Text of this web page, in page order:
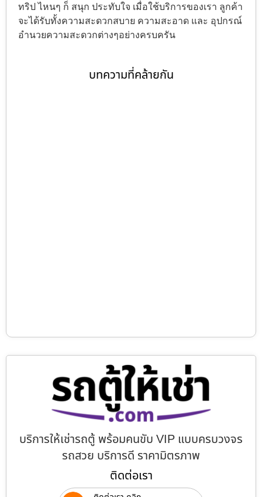
ทริป ไหนๆ ก็ สนุก ประทับใจ เมื่อใช้บริการของเรา ลูกค้า
จะได้รับทั้งความสะดวกสบาย ความสะอาด และ อุปกรณ์
อำนวยความสะดวกต่างๆอย่างครบครัน
บทความที่คล้ายกัน
บริการให้เช่ารถตู้ พร้อมคนขับ VIP แบบครบวงจร
รถสวย บริการดี ราคามิตรภาพ
ติดต่อเรา